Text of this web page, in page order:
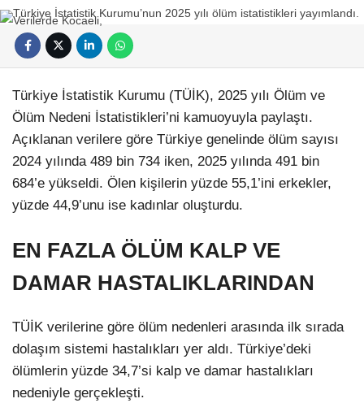
Facebook
Instagram
Pinterest
Dribbble
LinkedIn
Türkiye İstatistik Kurumu (TÜİK), 2025 yılı Ölüm ve
Ölüm Nedeni İstatistikleri’ni kamuoyuyla paylaştı.
Açıklanan verilere göre Türkiye genelinde ölüm sayısı
2024 yılında 489 bin 734 iken, 2025 yılında 491 bin
684’e yükseldi. Ölen kişilerin yüzde 55,1’ini erkekler,
yüzde 44,9’unu ise kadınlar oluşturdu.
EN FAZLA ÖLÜM KALP VE
DAMAR HASTALIKLARINDAN
TÜİK verilerine göre ölüm nedenleri arasında ilk sırada
dolaşım sistemi hastalıkları yer aldı. Türkiye’deki
ölümlerin yüzde 34,7’si kalp ve damar hastalıkları
nedeniyle gerçekleşti.